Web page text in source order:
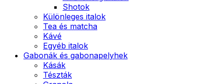
Shotok
Különleges italok
Tea és matcha
Kávé
Egyéb italok
Gabonák és gabonapelyhek
Kásák
Tészták